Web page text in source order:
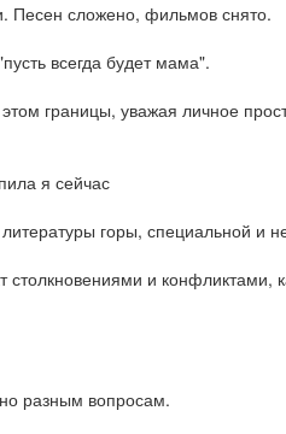
Песен сложено, фильмов снято.
всегда будет мама".
границы, уважая личное
я сейчас
горы, специальной и
столкновениями и конфликтами,
разным вопросам.